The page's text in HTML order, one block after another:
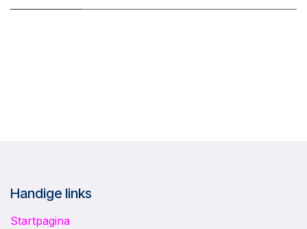
Handige links
Startpagina